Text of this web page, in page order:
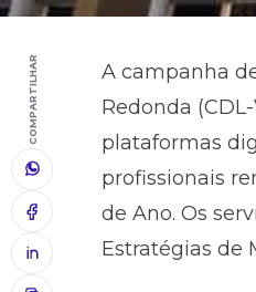
COMPARTILHAR
A campanha
Redonda
plataformas
profissionais
de Ano. Os
Estratégias de